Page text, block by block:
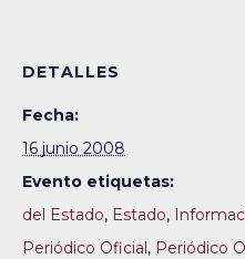
DETALLES
Fecha:
16 junio 2008
Evento etiquetas:
del Estado, Estado,
Periódico Oficial, Periódico